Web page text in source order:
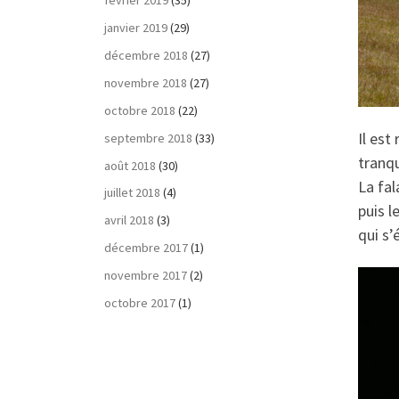
Il est
La
puis
qui
janvier 2019(29)
décembre 2018 (27)
novembre 2018 (27)
octobre 2018 (22)
septembre 2018 (33)
août 2018 (30)
juillet 2018 (4)
avril 2018 (3)
décembre 2017(1)
novembre 2017(2)
octobre 2017(1)